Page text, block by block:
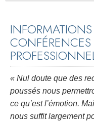
INFORMATIONS
« Nul doute que des
poussés nous
ce qu’est l’émotion.
nous suffit largement